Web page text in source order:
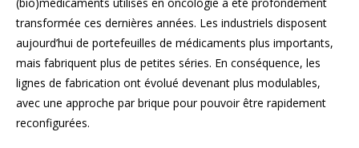
transformée ces dernières années. Les industriels disposent
aujourd’hui de portefeuilles de médicaments plus importants,
mais fabriquent plus de petites séries. En conséquence, les
lignes de fabrication ont évolué devenant plus modulables,
avec une approche par brique pour pouvoir être rapidement
reconfigurées.